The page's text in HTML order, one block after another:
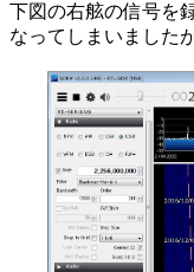
下図の右舷の信号を
なってしまいました